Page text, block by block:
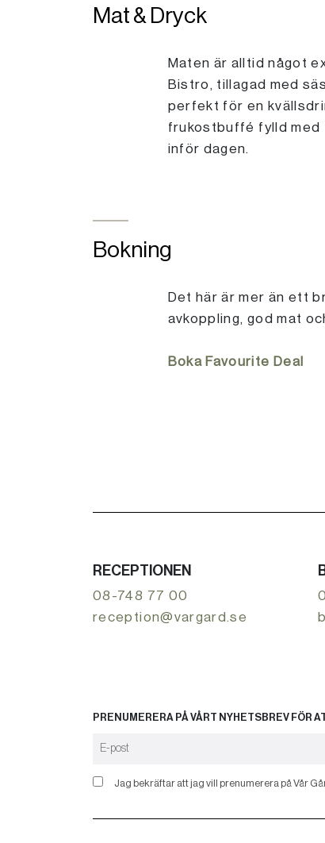
Mat & Dryck
Maten är alltid något
Bistro, tillagad med
perfekt för en
frukostbuffé fylld med
inför dagen.
Bokning
Det här är mer än ett
avkoppling, god mat
Boka Favourite Deal
RECEPTIONEN
08-748 77 00
reception@vargard.se
PRENUMERERA PÅ VÅRT NYHETSBREV FÖR
Jag bekräftar att jag vill prenumerera på Vår